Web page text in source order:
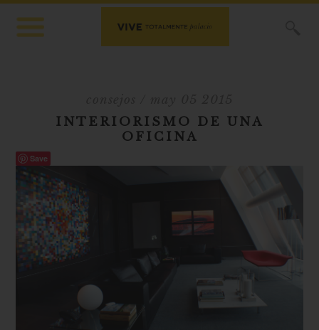
INTERIORISMO DE UNA
OFICINA
Save